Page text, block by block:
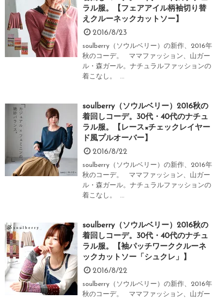
ラル服。【フェアアイル柄袖切り替
えクルーネックカットソー】
2016/8/23
soulberry（ソウルベリー）の新作、2016年
秋のコーデ。 ママファッション、山ガー
ル・森ガール。ナチュラルファッションの
着こなし。 ...
soulberry（ソウルベリー）2016秋の
着回しコーデ。30代・40代のナチュ
ラル服。【レース×チェックレイヤー
ド風プルオーバー】
2016/8/22
soulberry（ソウルベリー）の新作、2016年
秋のコーデ。 ママファッション、山ガー
ル・森ガール。ナチュラルファッションの
着こなし。 ...
soulberry（ソウルベリー）2016秋の
着回しコーデ。30代・40代のナチュ
ラル服。【袖パッチワーククルーネ
ックカットソー「シュクレ」】
2016/8/22
soulberry（ソウルベリー）の新作、2016年
秋のコーデ。 ママファッション、山ガー